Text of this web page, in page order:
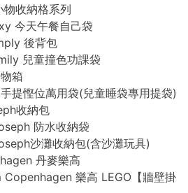
物收納格系列
今天午餐自己袋
後背包
兒童撞色功課袋
箱
提慳位萬用袋(兒童睡袋專用提袋)
收納包
防水收納袋
沙灘收納包(含沙灘玩具)
丹麥樂高
Copenhagen 樂高 LEGO【牆壁掛